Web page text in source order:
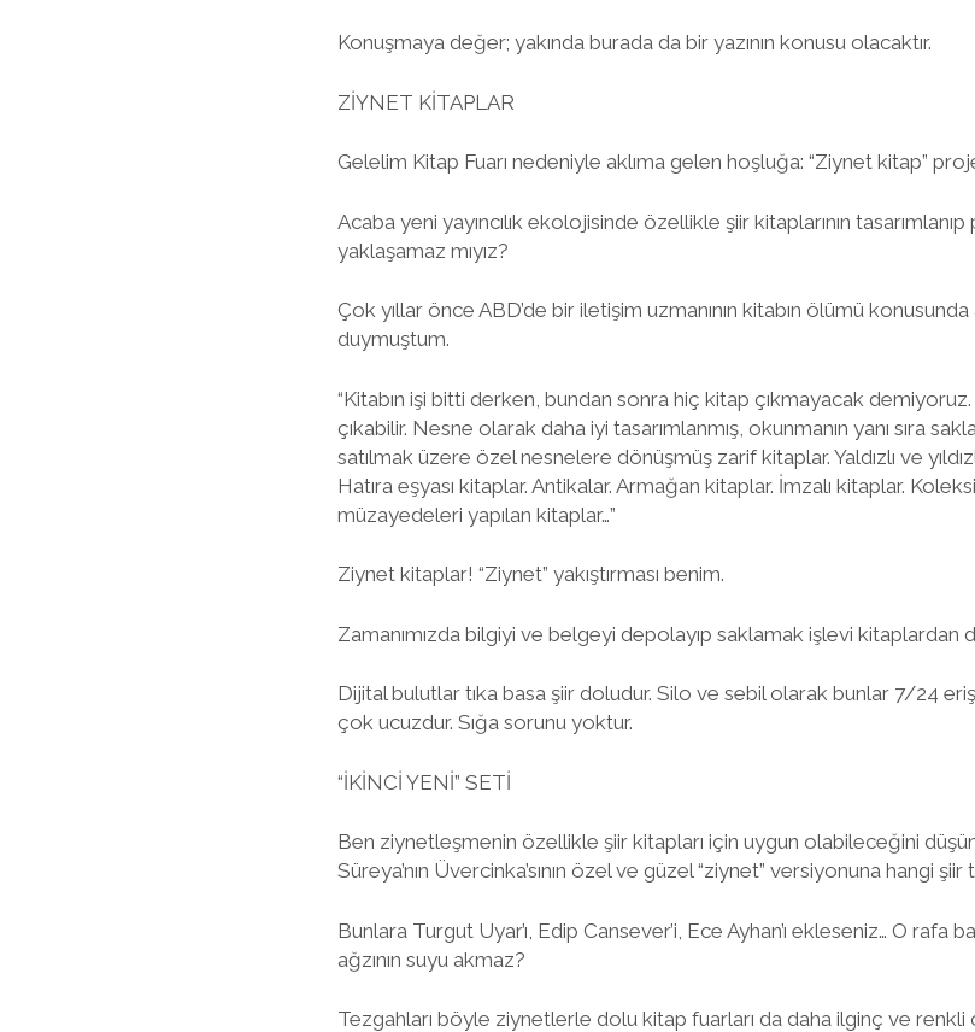
Konuşmaya değer; yakında burada da bir yazının konusu olacaktır.
ZİYNET KİTAPLAR
Gelelim Kitap Fuarı nedeniyle aklıma gelen hoşluğa: “Ziynet kitap”
Acaba yeni yayıncılık ekolojisinde özellikle şiir kitaplarının
yaklaşamaz mıyız?
Çok yıllar önce ABD’de bir iletişim uzmanının kitabın ölümü
duymuştum.
“Kitabın işi bitti derken, bundan sonra hiç kitap çıkmayacak
çıkabilir. Nesne olarak daha iyi tasarımlanmış, okunmanın yanı sıra
satılmak üzere özel nesnelere dönüşmüş zarif kitaplar. Yaldızlı ve
Hatıra eşyası kitaplar. Antikalar. Armağan kitaplar. İmzalı kitaplar.
müzayedeleri yapılan kitaplar…”
Ziynet kitaplar! “Ziynet” yakıştırması benim.
Zamanımızda bilgiyi ve belgeyi depolayıp saklamak işlevi kitaplardan
Dijital bulutlar tıka basa şiir doludur. Silo ve sebil olarak bunlar 7/24
çok ucuzdur. Sığa sorunu yoktur.
“İKİNCİ YENİ” SETİ
Ben ziynetleşmenin özellikle şiir kitapları için uygun olabileceğini
Süreya’nın Üvercinka’sının özel ve güzel “ziynet” versiyonuna hangi
Bunlara Turgut Uyar’ı, Edip Cansever’i, Ece Ayhan’ı ekleseniz… O rafa
ağzının suyu akmaz?
Tezgahları böyle ziynetlerle dolu kitap fuarları da daha ilginç ve renkli